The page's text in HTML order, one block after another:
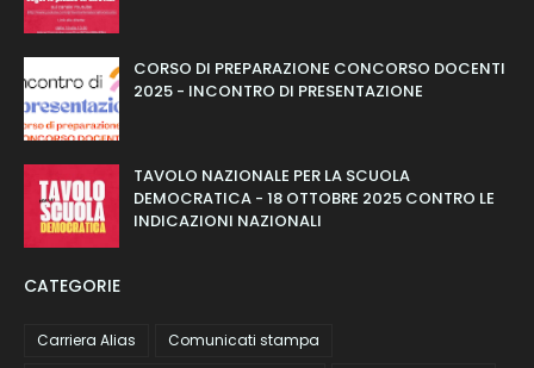
CORSO DI PREPARAZIONE CONCORSO DOCENTI
2025 - INCONTRO DI PRESENTAZIONE
TAVOLO NAZIONALE PER LA SCUOLA
DEMOCRATICA - 18 OTTOBRE 2025 CONTRO LE
INDICAZIONI NAZIONALI
CATEGORIE
Carriera Alias
Comunicati stampa